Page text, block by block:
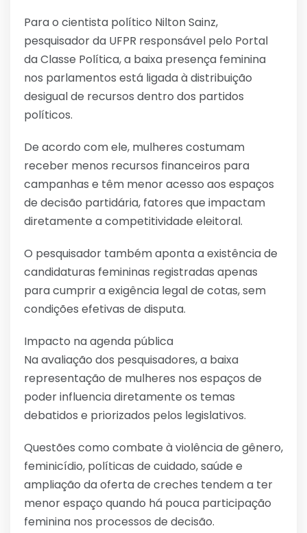
Para o cientista político Nilton Sainz,
pesquisador da UFPR responsável pelo Portal
da Classe Política, a baixa presença feminina
nos parlamentos está ligada à distribuição
desigual de recursos dentro dos partidos
políticos.
De acordo com ele, mulheres costumam
receber menos recursos financeiros para
campanhas e têm menor acesso aos espaços
de decisão partidária, fatores que impactam
diretamente a competitividade eleitoral.
O pesquisador também aponta a existência de
candidaturas femininas registradas apenas
para cumprir a exigência legal de cotas, sem
condições efetivas de disputa.
Impacto na agenda pública
Na avaliação dos pesquisadores, a baixa
representação de mulheres nos espaços de
poder influencia diretamente os temas
debatidos e priorizados pelos legislativos.
Questões como combate à violência de gênero,
feminicídio, políticas de cuidado, saúde e
ampliação da oferta de creches tendem a ter
menor espaço quando há pouca participação
feminina nos processos de decisão.